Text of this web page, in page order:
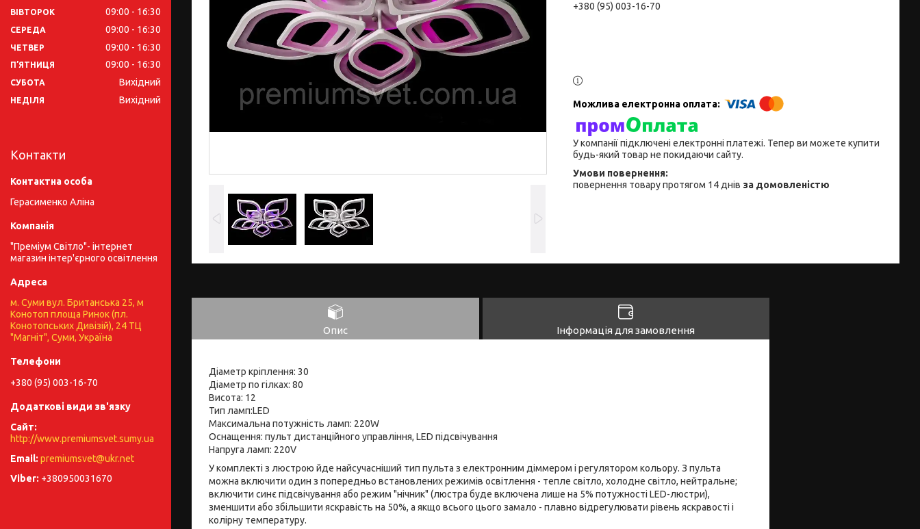
+380 (95) 003-16-70
У компанії підключені електронні платежі. Тепер ви можете купити
будь-який товар не покидаючи сайту.
повернення товару протягом 14 днів за домовленістю
Опис Інформація для замовлення
Діаметр кріплення: 30
Діаметр по гілках: 80
Висота: 12
Тип ламп:LED
Максимальна потужність ламп: 220W
Оснащення: пульт дистанційного управління, LED підсвічування
Напруга ламп: 220V
У комплекті з люстрою йде найсучасніший тип пульта з електронним діммером і регулятором кольору. З пульта
можна включити один з попередньо встановлених режимів освітлення - тепле світло, холодне світло, нейтральне;
включити синє підсвічування або режим "нічник" (люстра буде включена лише на 5% потужності LED-люстри),
зменшити або збільшити яскравість на 50%, а якщо всього цього замало - плавно відрегулювати рівень яскравості і
колірну температуру.
ВІВТОРОК 09:00 16:30
СЕРЕДА 09:00 16:30
ЧЕТВЕР 09:00 16:30
ПʼЯТНИЦЯ 09:00 16:30
СУБОТА Вихідний
НЕДІЛЯ Вихідний
Контакти
Герасименко Аліна
"Преміум Світло"- інтернет
магазин інтер'єрного освітлення
м. Суми вул. Британська 25, м
Конотоп площа Ринок (пл.
Конотопських Дивізій), 24 ТЦ
"Магніт", Суми, Україна
+380 (95) 003-16-70
http://www.premiumsvet.sumy.ua
premiumsvet@ukr.net
+380950031670